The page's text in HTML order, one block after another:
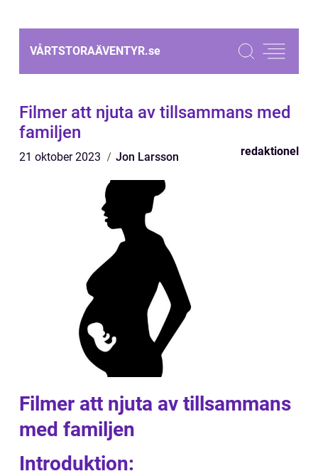
VÅRTSTORAÄVENTYR.se
Filmer att njuta av tillsammans med
familjen
21 oktober 2023 Jon Larsson redaktionel
Filmer att njuta av tillsammans
med familjen
Introduktion: